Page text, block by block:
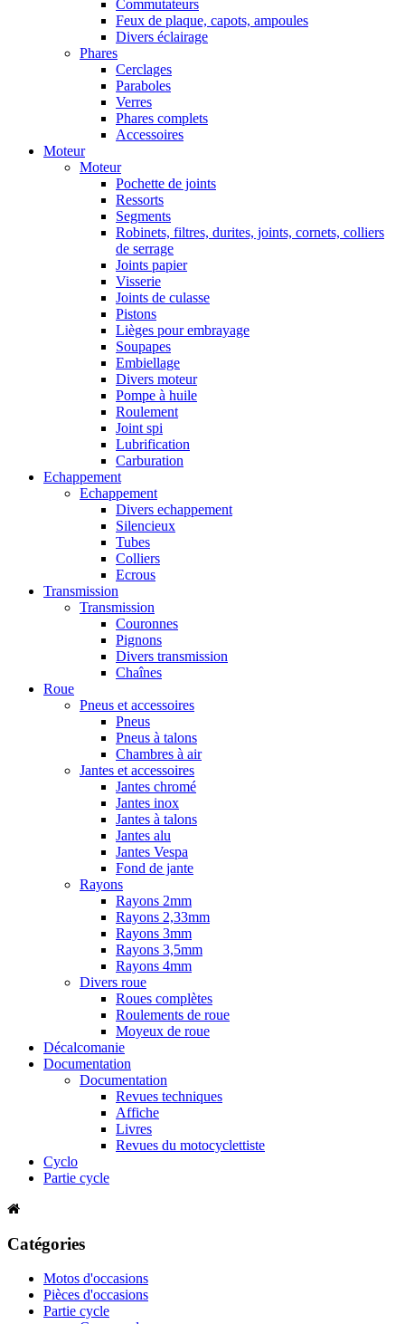
Commutateurs
Feux de plaque, capots, ampoules
Divers éclairage
Phares
Cerclages
Paraboles
Verres
Phares complets
Accessoires
Moteur
Moteur
Pochette de joints
Ressorts
Segments
Robinets, filtres, durites, joints, cornets, colliers
de serrage
Joints papier
Visserie
Joints de culasse
Pistons
Lièges pour embrayage
Soupapes
Embiellage
Divers moteur
Pompe à huile
Roulement
Joint spi
Lubrification
Carburation
Echappement
Echappement
Divers echappement
Silencieux
Tubes
Colliers
Ecrous
Transmission
Transmission
Couronnes
Pignons
Divers transmission
Chaînes
Roue
Pneus et accessoires
Pneus
Pneus à talons
Chambres à air
Jantes et accessoires
Jantes chromé
Jantes inox
Jantes à talons
Jantes alu
Jantes Vespa
Fond de jante
Rayons
Rayons 2mm
Rayons 2,33mm
Rayons 3mm
Rayons 3,5mm
Rayons 4mm
Divers roue
Roues complètes
Roulements de roue
Moyeux de roue
Décalcomanie
Documentation
Documentation
Revues techniques
Affiche
Livres
Revues du motocyclettiste
Cyclo
Partie cycle
Catégories
Motos d'occasions
Pièces d'occasions
Partie cycle